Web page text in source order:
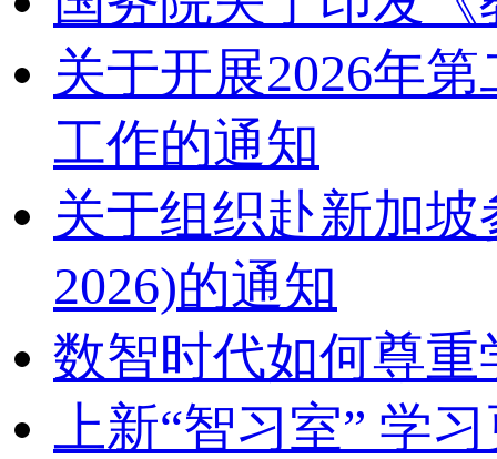
关于开展2026年
工作的通知
关于组织赴新加坡
2026)的通知
数智时代如何尊重
上新“智习室” 学